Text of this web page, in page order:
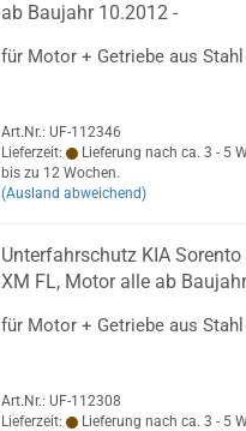
ab Baujahr 10.2012 -
für Motor + Getriebe aus
Art.Nr.: UF-112346
Lieferzeit:
Lieferung nach ca. 3 - 5
bis zu 12 Wochen.
(Ausland abweichend)
Unterfahrschutz KIA
XM FL, Motor alle ab
für Motor + Getriebe aus
Art.Nr.: UF-112308
Lieferzeit:
Lieferung nach ca. 3 - 5